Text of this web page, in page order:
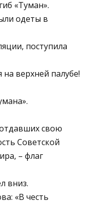
«Туман».
одеты в
поступила
на верхней палубе!
свою
Советской
– флаг
вниз.
«В честь